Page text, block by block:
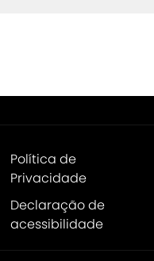
Política de
Privacidade
Declaração de
acessibilidade